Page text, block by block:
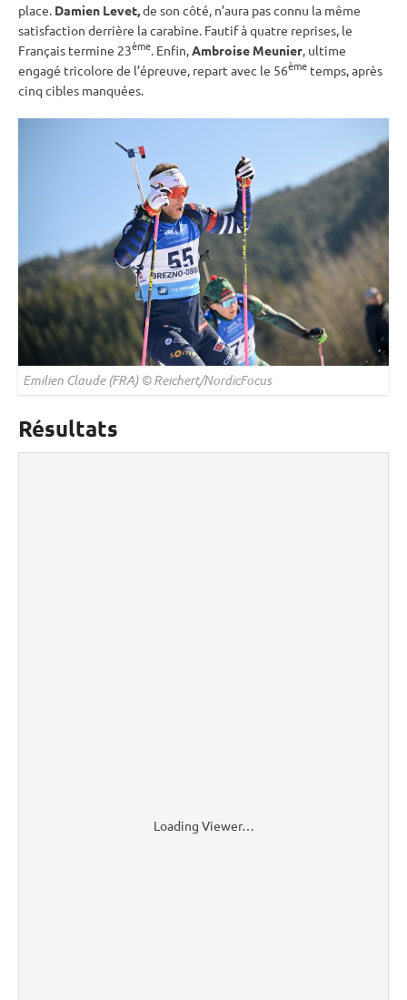
place. Damien Levet,de son côté, n’aura pas connu la même
satisfaction derrière lacarabine. Fautif à quatre reprises, le
Français termine 23ème. Enfin,Ambroise Meunier, ultime
engagé tricolore de l’épreuve, repart avec le 56ème temps, après
cinq cibles manquées.
Emilien Claude (FRA) © Reichert/NordicFocus
Résultats
Loading Viewer…